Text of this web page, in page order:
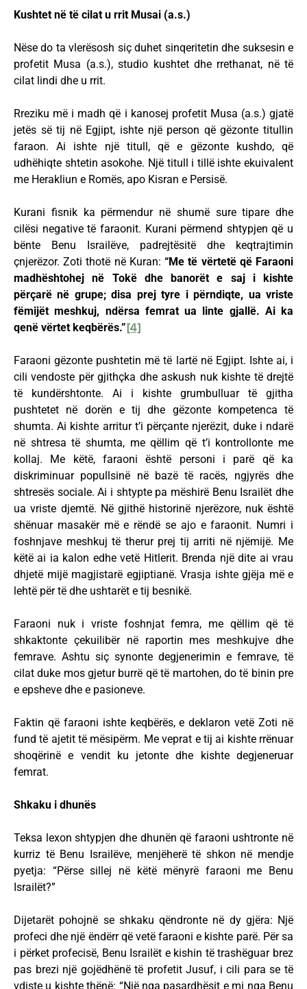
Kushtet në të cilat u rrit Musai (a.s.)
Nëse do ta vlerësosh siç duhet sinqeritetin dhe suksesin e
profetit Musa (a.s.), studio kushtet dhe rrethanat, në të
cilat lindi dhe u rrit.
Rreziku më i madh që i kanosej profetit Musa (a.s.) gjatë
jetës së tij në Egjipt, ishte një person që gëzonte titullin
faraon. Ai ishte një titull, që e gëzonte kushdo, që
udhëhiqte shtetin asokohe. Një titull i tillë ishte ekuivalent
me Herakliun e Romës, apo Kisran e Persisë.
Kurani fisnik ka përmendur në shumë sure tipare dhe
cilësi negative të faraonit. Kurani përmend shtypjen që u
bënte Benu Israilëve, padrejtësitë dhe keqtrajtimin
çnjerëzor. Zoti thotë në Kuran:“Me të vërtetë që Faraoni
madhështohej në Tokë dhe banorët e saj i kishte
përçarë në grupe; disa prej tyre i përndiqte, ua vriste
fëmijët meshkuj, ndërsa femrat ua linte gjallë. Ai ka
qenë vërtet keqbërës.”[4]
Faraoni gëzonte pushtetin më të lartë në Egjipt. Ishte ai, i
cili vendoste për gjithçka dhe askush nuk kishte të drejtë
të kundërshtonte. Ai i kishte grumbulluar të gjitha
pushtetet në dorën e tij dhe gëzonte kompetenca të
shumta. Ai kishte arritur t’i përçante njerëzit, duke i ndarë
në shtresa të shumta, me qëllim që t’i kontrollonte me
kollaj. Me këtë, faraoni është personi i parë që ka
diskriminuar popullsinë në bazë të racës, ngjyrës dhe
shtresës sociale. Ai i shtypte pa mëshirë Benu Israilët dhe
ua vriste djemtë. Në gjithë historinë njerëzore, nuk është
shënuar masakër më e rëndë se ajo e faraonit. Numri i
foshnjave meshkuj të therur prej tij arriti në njëmijë. Me
këtë ai ia kalon edhe vetë Hitlerit. Brenda një dite ai vrau
dhjetë mijë magjistarë egjiptianë. Vrasja ishte gjëja më e
lehtë për të dhe ushtarët e tij besnikë.
Faraoni nuk i vriste foshnjat femra, me qëllim që të
shkaktonte çekuilibër në raportin mes meshkujve dhe
femrave. Ashtu siç synonte degjenerimin e femrave, të
cilat duke mos gjetur burrë që të martohen, do të binin pre
e epsheve dhe e pasioneve.
Faktin që faraoni ishte keqbërës, e deklaron vetë Zoti në
fund të ajetit të mësipërm. Me veprat e tij ai kishte rrënuar
shoqërinë e vendit ku jetonte dhe kishte degjeneruar
femrat.
Shkaku i dhunës
Teksa lexon shtypjen dhe dhunën që faraoni ushtronte në
kurriz të Benu Israilëve, menjëherë të shkon në mendje
pyetja: “Përse sillej në këtë mënyrë faraoni me Benu
Israilët?”
Dijetarët pohojnë se shkaku qëndronte në dy gjëra: Një
profeci dhe një ëndërr që vetë faraoni e kishte parë. Për sa
i përket profecisë, Benu Israilët e kishin të trashëguar brez
pas brezi një gojëdhënë të profetit Jusuf, i cili para se të
vdiste u kishte thënë: “Një nga pasardhësit e mi nga Benu